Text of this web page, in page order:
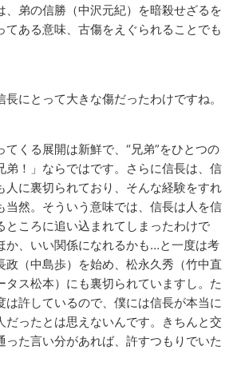
、弟の信勝（中沢元紀）を暗殺せざるを
てある意味、古傷をえぐられることでも
長にとって大きな傷だったわけですね。
くる展開は新鮮で、“兄弟”をひとつの
弟！」ならではです。さらに信長は、信
人に裏切られており、そんな経験をすれ
当然。そういう意味では、信長は人を信
ところに追い込まれてしまったわけで
か、いい関係になれるかも…と一度は考
政（中島歩）を始め、松永久秀（竹中直
タス松本）にも裏切られていますし。た
は許しているので、僕には信長が本当に
だったとは思えないんです。きちんと交
った言い分があれば、許すつもりでいた